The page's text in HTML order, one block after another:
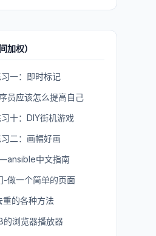
加权）
一：即时标记
员应该怎么提高自己
十：DIY街机游戏
二：画幅好画
中文指南
做一个简单的页面
的各种方法
的浏览器播放器